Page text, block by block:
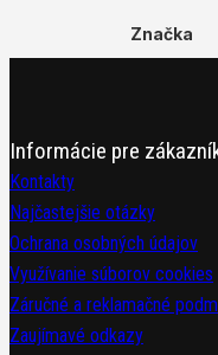
Značka
Informácie pre
Kontakty
Najčastejšie otázky
Ochrana osobných údajov
Využívanie súborov cookies
Záručné a reklamačné
Zaujímavé odkazy